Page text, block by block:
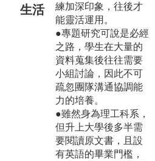
生活
練加深印象，往後才
能靈活運用。
●專題研究可說是必經
之路，學生在大量的
資料蒐集後往往需要
小組討論，因此不可
疏忽團隊溝通協調能
力的培養。
●雖然身為理工科系，
但升上大學後多半需
要閱讀原文書，且設
有英語的畢業門檻，